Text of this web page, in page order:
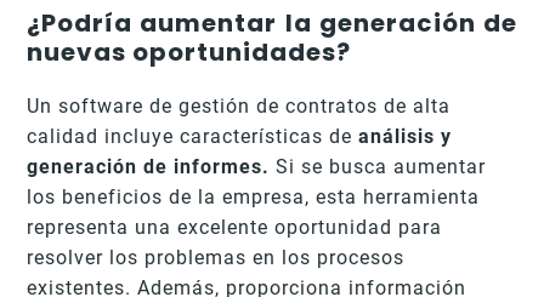
¿Podría aumentar la generación de
nuevas oportunidades?
Un software de gestión de contratos de alta
calidad incluye características deanálisis y
generación de informes.Si se busca aumentar
los beneficios de la empresa, esta herramienta
representa una excelente oportunidad para
resolver los problemas en los procesos
existentes. Además, proporciona información